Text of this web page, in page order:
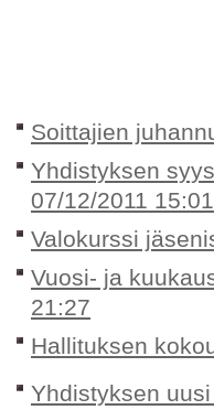
Soittajien
Yhdistyksen
07/12/2011 15:01
Valokurssi
Vuosi- ja
21:27
Hallituksen
Yhdistyksen